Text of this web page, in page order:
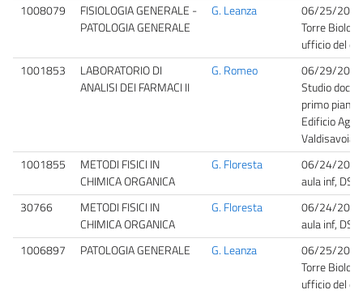
1008079
FISIOLOGIA GENERALE -
PATOLOGIA GENERALE
G. Leanza
06/25/
Torre
ufficio del
1001853
LABORATORIO DI
ANALISI DEI FARMACI II
G. Romeo
06/29/
Studio
primo piano,
Edificio
Valdisavoia
1001855
METODI FISICI IN
CHIMICA ORGANICA
G. Floresta
06/24/
aula inf,
30766
METODI FISICI IN
CHIMICA ORGANICA
G. Floresta
06/24/
aula inf,
1006897
PATOLOGIA GENERALE G. Leanza
06/25/
Torre
ufficio del